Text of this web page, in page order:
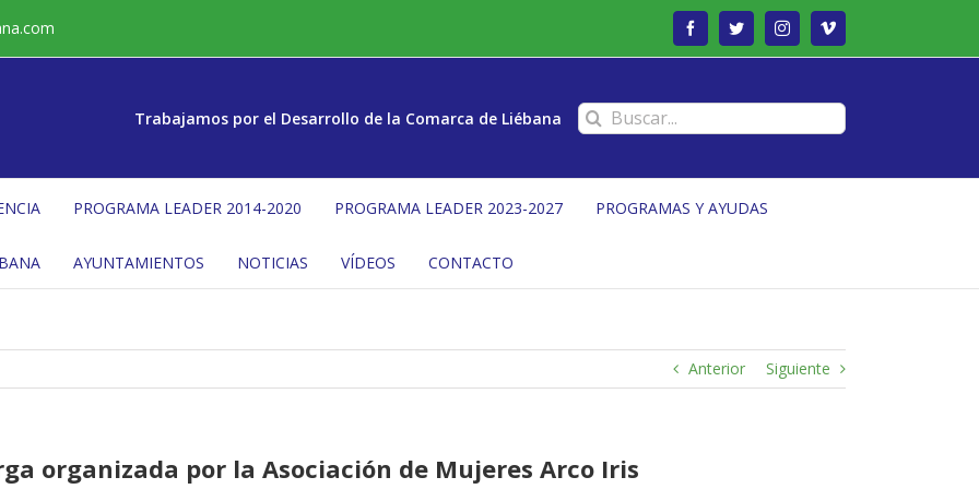
FacebookTwitterInstagramVimeo
Trabajamos por el Desarrollo de la Comarca de Liébana Buscar:
PROGRAMA LEADER 2014-2020 PROGRAMA LEADER 2023-2027 PROGRAMAS Y AYUDAS
AYUNTAMIENTOS NOTICIAS VÍDEOS CONTACTO
Anterior Siguiente
organizada por la Asociación de Mujeres Arco Iris